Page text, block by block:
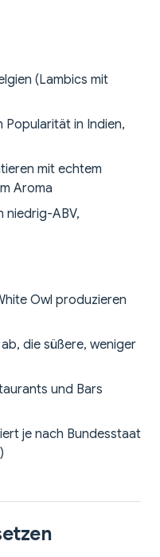
(Lambics mit
Popularität in Indien,
mit echtem
Aroma
niedrig-ABV,
Owl produzieren
die süßere, weniger
und Bars
je nach Bundesstaat